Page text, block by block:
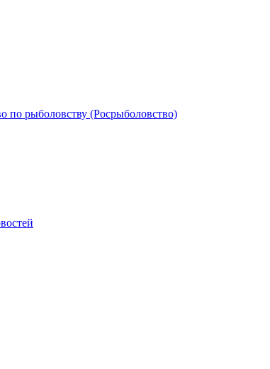
по рыболовству (Росрыболовство)